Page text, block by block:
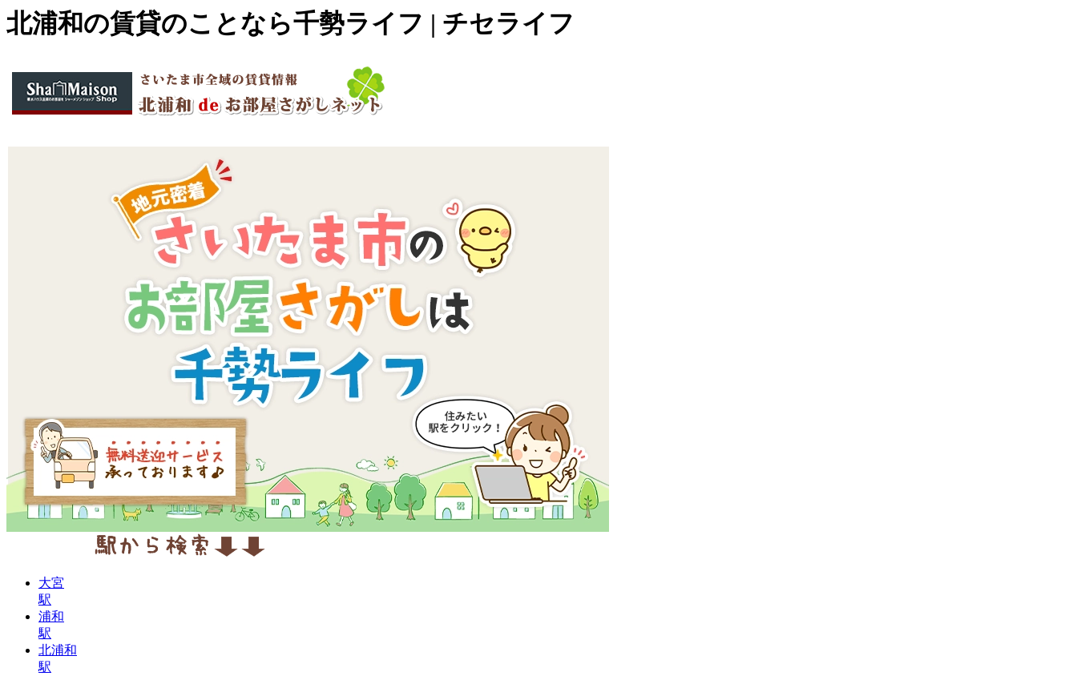
北浦和の賃貸のことなら千勢ライフ | チセライフ
大宮
駅
浦和
駅
北浦和
駅